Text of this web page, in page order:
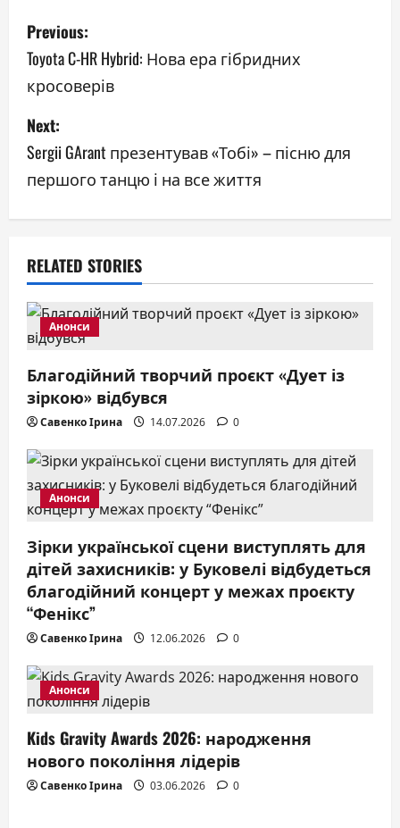
P
o
s
t
n
a
i
g
a
t
i
o
n
Previous:
Toyota C-HR Hybrid: Нова ера гібридних
кросоверів
Next:
Sergii GArant презентував «Тобі» – пісню для
першого танцю і на все життя
RELATED STORIES
Анонси
Благодійний творчий проєкт «Дует із
зіркою» відбувся
Савенко Ірина 14.07.2026 0
Анонси
Зірки української сцени виступлять для
дітей захисників: у Буковелі відбудеться
благодійний концерт у межах проєкту
“Фенікс”
Савенко Ірина 12.06.2026 0
Анонси
Kids Gravity Awards 2026: народження
нового покоління лідерів
Савенко Ірина 03.06.2026 0